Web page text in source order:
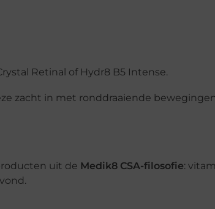
Retinal of Hydr8 B5 Intense.
zacht in met ronddraaiende
uit de Medik8 CSA-filosofie: